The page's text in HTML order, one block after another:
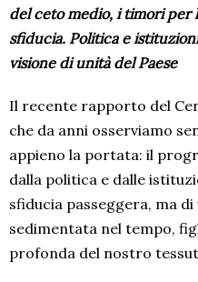
del ceto medio, i timori per
sfiducia. Politica e
visione di unità del Paese
Il recente rapporto del
che da anni osserviamo
appieno la portata: il
dalla politica e dalle
sfiducia passeggera, ma
sedimentata nel tempo,
profonda del nostro